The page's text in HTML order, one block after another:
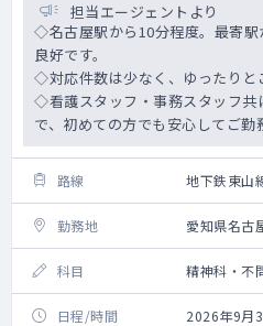
担当エージェントより
◇名古屋駅から10分程度。最寄駅
良好です。
◇対応件数は少なく、ゆったりと
◇看護スタッフ・事務スタッフ共
で、初めての方でも安心してご勤
路線 地下鉄東山
勤務地 愛知県名古
科目 精神科・不
日程/時間 2026年9月